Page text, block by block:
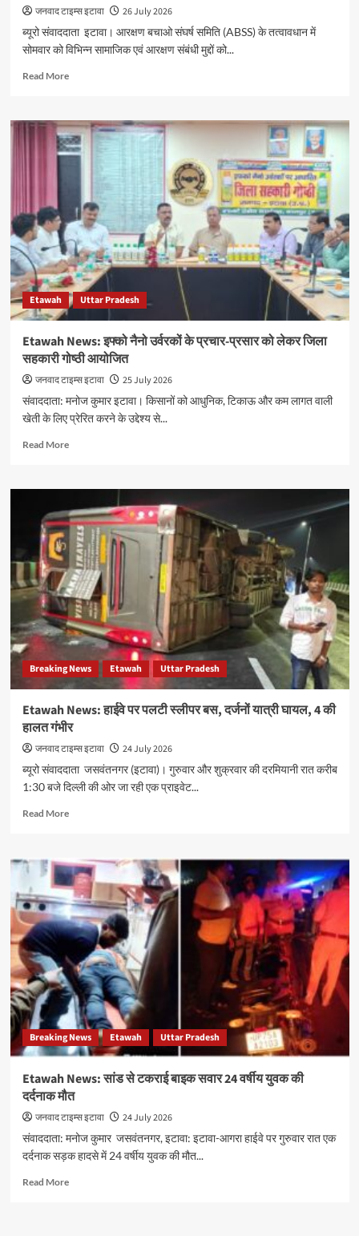
जनवाद टाइम्स इटावा
26 July 2026
ब्यूरो संवाददाता इटावा। आरक्षण बचाओ संघर्ष समिति (ABSS) के तत्वावधान में
सोमवार को विभिन्न सामाजिक एवं आरक्षण संबंधी मुद्दों को...
Read MoreRead
Etawah
News:
आरक्षण
का
प्रदर्शन,
पेपर
लीक
और
आरक्षण
बचाओ
की
को
लेकर
सौंपा
ज्ञापन
Etawah Uttar Pradesh
Etawah News: इफ्को नैनो उर्वरकों के प्रचार-प्रसार को लेकर जिला
सहकारी गोष्ठी आयोजित
जनवाद टाइम्स इटावा
25 July 2026
संवाददाता: मनोज कुमार इटावा। किसानों को आधुनिक, टिकाऊ और कम लागत वाली
खेती के लिए प्रेरित करने के उद्देश्य से...
Read MoreRead
Etawah
इफ्को
नैनो
उर्वरकों
प्रचार-
प्रसार
को
लेकर
जिला
गोष्ठी
आयोजित
Breaking News Etawah Uttar Pradesh
Etawah News: हाईवे पर पलटी स्लीपर बस, दर्जनों यात्री घायल, 4 की
हालत गंभीर
जनवाद टाइम्स इटावा
24 July 2026
ब्यूरो संवाददाता जसवंतनगर (इटावा)। गुरुवार और शुक्रवार की दरमियानी रात करीब
1:30 बजे दिल्ली की ओर जा रही एक प्राइवेट...
Read MoreRead
Etawah
News:
हाईवे
पर
पलटी
स्लीपर
दर्जनों
यात्री
घायल,
4
की
हालत
गंभीर
Breaking News Etawah Uttar Pradesh
Etawah News: सांड से टकराई बाइक सवार 24 वर्षीय युवक की
दर्दनाक मौत
जनवाद टाइम्स इटावा
24 July 2026
संवाददाता: मनोज कुमार जसवंतनगर, इटावा: इटावा-आगरा हाईवे पर गुरुवार रात एक
दर्दनाक सड़क हादसे में 24 वर्षीय युवक की मौत...
Read MoreRead